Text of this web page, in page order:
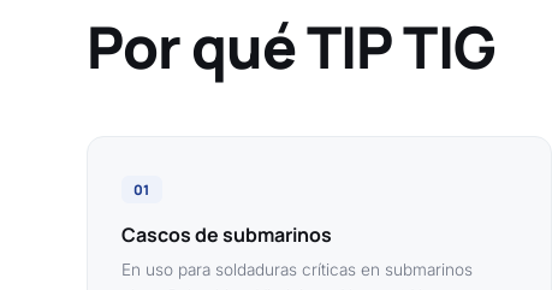
Por qué TIP TIG
01
Cascos de submarinos
En uso para soldaduras críticas en submarinos